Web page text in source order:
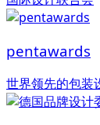
pentawards
世界领先的包装